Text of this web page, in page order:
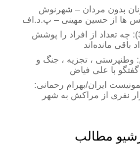
بدون مردان – شهرنوش
ها از حسین مهینی – پ.د.اف
پزشکیان (بخش3): چه تعداد از افراد را پوشش
باقی مانده‌اند
وطنپرستی ، تجزیه ، جنگ و
گفتگو با علی فیاض
ایران/بهرام رحمانی:
نفری از مراکش به شهر
مطالب